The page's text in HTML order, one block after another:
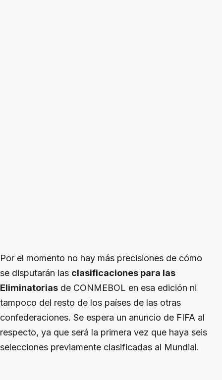
Por el momento no hay más precisiones de cómo
se disputarán las clasificaciones para las
Eliminatorias de CONMEBOL en esa edición ni
tampoco del resto de los países de las otras
confederaciones. Se espera un anuncio de FIFA al
respecto, ya que será la primera vez que haya seis
selecciones previamente clasificadas al Mundial.